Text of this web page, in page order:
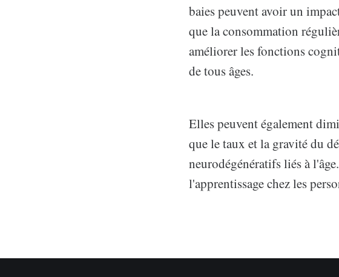
baies peuvent avoir un
que la consommation
améliorer les fonctions
de tous âges.
Elles peuvent également
que le taux et la gravité du
neurodégénératifs liés à
l'apprentissage chez les